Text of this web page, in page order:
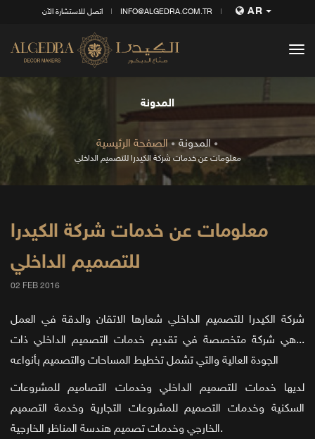
اتصل للاستشارة الآن INFO@ALGEDRA.COM.TR AR
المدونة
الصفحة الرئيسية المدونة
معلومات عن خدمات شركة الكيدرا للتصميم الداخلي
معلومات عن خدمات شركة الكيدرا
للتصميم الداخلي
02 FEB 2016
شركة الكيدرا للتصميم الداخلي شعارها الاتقان والدقة في العمل
...هي شركة متخصصة في تقديم خدمات التصميم الداخلي ذات
الجودة العالية والتي تشمل تخطيط المساحات والتصميم بأنواعه
لديها خدمات للتصميم الداخلي وخدمات التصاميم للمشروعات
السكنية وخدمات التصميم للمشروعات التجارية وخدمة التصميم
الخارجي وخدمات تصميم هندسة المناظر الخارجية.